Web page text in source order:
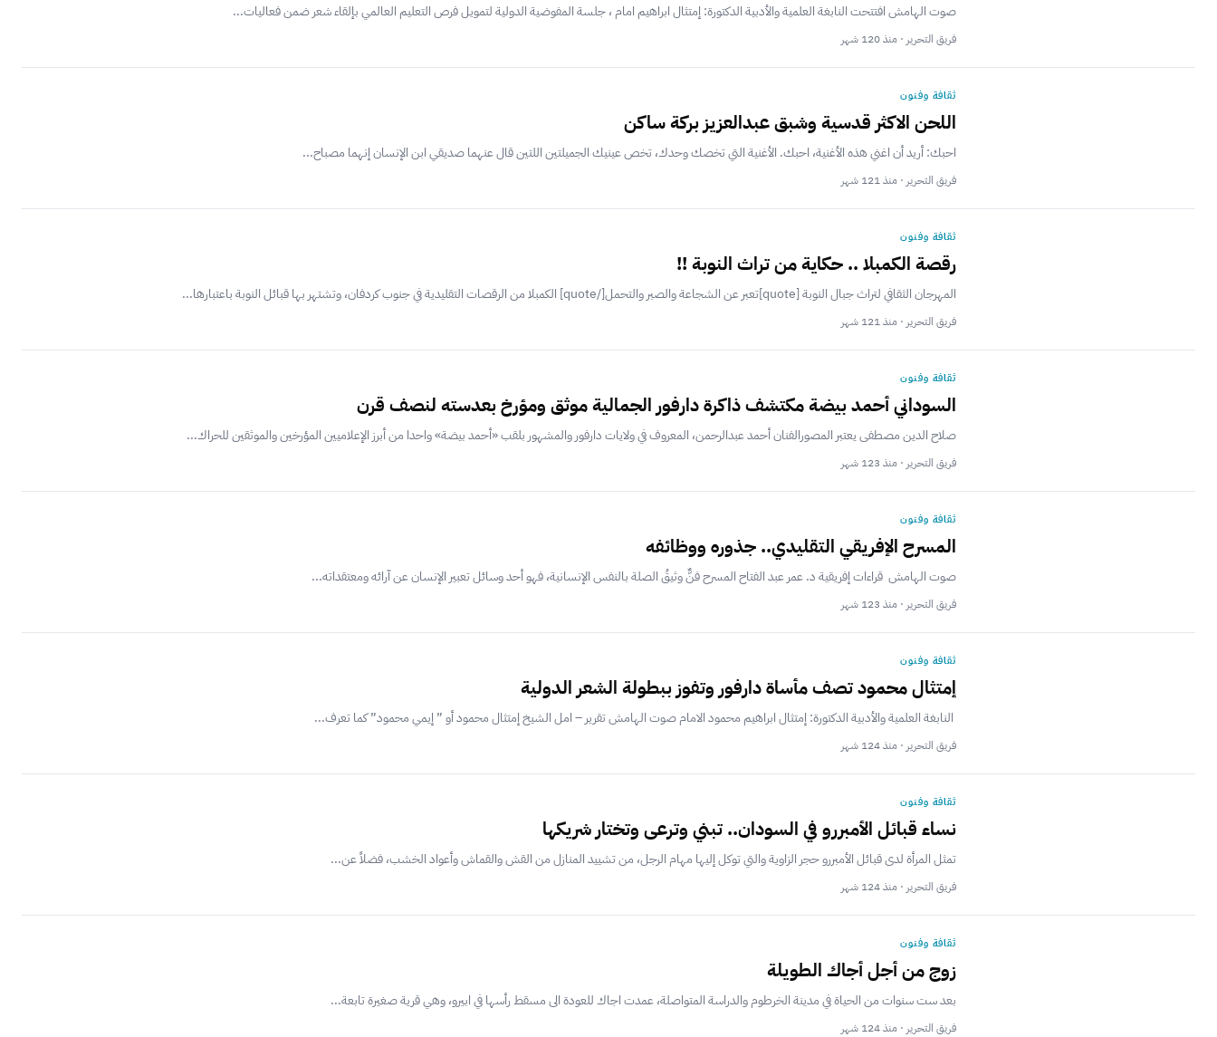
صوت الهامش افتتحت النابغة العلمية والأدبية الدكتورة: إمتثال ابراهيم امام ، جلسة المفوضية الدولية لتمويل فرص التعليم العالمي بإلقاء شعر ضمن فعاليات...
فريق التحرير · منذ 120 شهر
ثقافة وفنون
اللحن الاكثر قدسية وشبق عبدالعزيز بركة ساكن
احبك: أريد أن اغني هذه الأغنية، احبك. الأغنية التي تخصك وحدك، تخص عينيك الجميلتين اللتين قال عنهما صديقي ابن الإنسان إنهما مصباح...
فريق التحرير · منذ 121 شهر
ثقافة وفنون
ﺭﻗﺼﺔ ﺍﻟﻜﻤﺒﻼ .. ﺣﻜﺎﻳﺔ ﻣﻦ ﺗﺮﺍﺙ ﺍﻟﻨﻮﺑﺔ !!
المهرجان الثقافي لتراث جبال النوبة [quote]ﺗﻌﺒﺮ ﻋﻦ ﺍﻟﺸﺠﺎﻋﺔ ﻭﺍﻟﺼﺒﺮ ﻭﺍﻟﺘﺤﻤﻞ[/quote] ﺍﻟﻜﻤﺒﻼ ﻣﻦ ﺍﻟﺮﻗﺼﺎﺕ ﺍﻟﺘﻘﻠﻴﺪﻳﺔ ﻓﻲ ﺟﻨﻮﺏ ﻛﺮﺩﻓﺎﻥ، ﻭﺗﺸﺘﻬﺮ ﺑﻬﺎ ﻗﺒﺎﺋﻞ ﺍﻟﻨﻮﺑﺔ ﺑﺎﻋﺘﺒﺎﺭﻫﺎ...
فريق التحرير · منذ 121 شهر
ثقافة وفنون
السوداني أحمد بيضة مكتشف ذاكرة دارفور الجمالية موثق ومؤرخ بعدسته لنصف قرن
صلاح الدين مصطفى يعتبر المصورالفنان أحمد عبدالرحمن، المعروف في ولايات دارفور والمشهور بلقب «أحمد بيضة» واحدا من أبرز الإعلاميين المؤرخين والموثقين للحراك...
فريق التحرير · منذ 123 شهر
ثقافة وفنون
المسرح الإفريقي التقليدي.. جذوره ووظائفه
صوت الهامش قراءات إفريقية د. عمر عبد الفتاح المسرح فنٌّ وثيقُ الصلة بالنفس الإنسانية، فهو أحد وسائل تعبير الإنسان عن آرائه ومعتقداته...
فريق التحرير · منذ 123 شهر
ثقافة وفنون
إمتثال محمود تصف مأساة دارفور وتفوز ببطولة الشعر الدولية
النابغة العلمية والأدبية الدكتورة: إمتثال ابراهيم محمود الامام صوت الهامش تقرير – امل الشيخ إمتثال محمود أو ” إيمي محمود” كما تعرف...
فريق التحرير · منذ 124 شهر
ثقافة وفنون
نساء قبائل الأمبررو في السودان.. تبني وترعى وتختار شريكها
تمثل المرأة لدى قبائل الأمبررو حجر الزاوية والتي توكل إليها مهام الرجل، من تشييد المنازل من القش والقماش وأعواد الخشب، فضلاً عن...
فريق التحرير · منذ 124 شهر
ثقافة وفنون
زوج من أجل أجاك الطويلة
بعد ست سنوات من الحياة في مدينة الخرطوم والدراسة المتواصلة، عمدت اجاك للعودة الى مسقط رأسها في ابيرو، وهي قرية صغيرة تابعة...
فريق التحرير · منذ 124 شهر